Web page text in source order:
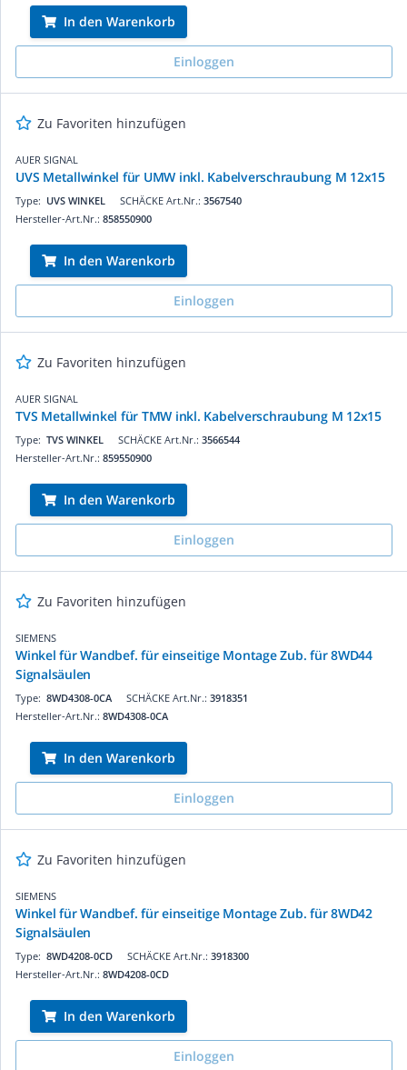
In den Warenkorb
Einloggen
Zu Favoriten hinzufügen
AUER SIGNAL
UVS Metallwinkel für UMW inkl. Kabelverschraubung M 12x15
SCHÄCKE Art.Nr.: 3567540
Type: UVS WINKEL
Hersteller-Art.Nr.: 858550900
In den Warenkorb
Einloggen
Zu Favoriten hinzufügen
AUER SIGNAL
TVS Metallwinkel für TMW inkl. Kabelverschraubung M 12x15
SCHÄCKE Art.Nr.: 3566544
Type: TVS WINKEL
Hersteller-Art.Nr.: 859550900
In den Warenkorb
Einloggen
Zu Favoriten hinzufügen
SIEMENS
Winkel für Wandbef. für einseitige Montage Zub. für 8WD44
Signalsäulen
SCHÄCKE Art.Nr.: 3918351
Type: 8WD4308-0CA
Hersteller-Art.Nr.: 8WD4308-0CA
In den Warenkorb
Einloggen
Zu Favoriten hinzufügen
SIEMENS
Winkel für Wandbef. für einseitige Montage Zub. für 8WD42
Signalsäulen
SCHÄCKE Art.Nr.: 3918300
Type: 8WD4208-0CD
Hersteller-Art.Nr.: 8WD4208-0CD
In den Warenkorb
Einloggen